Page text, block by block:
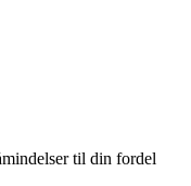
til din fordel